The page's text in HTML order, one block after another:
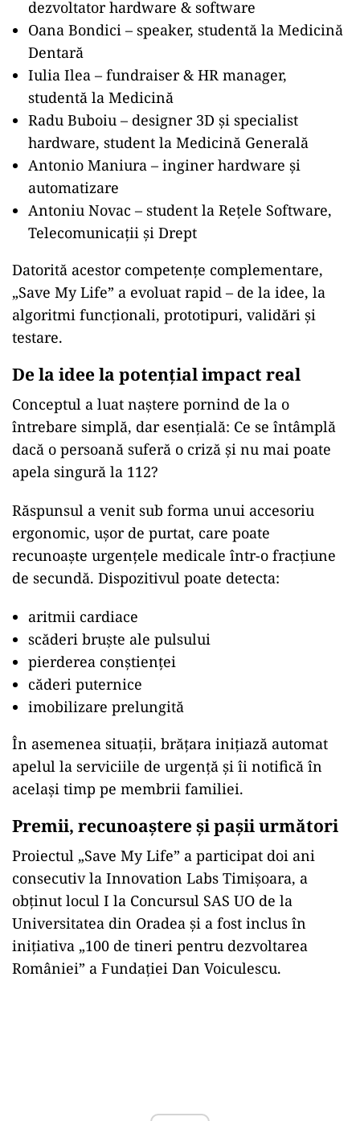
dezvoltator hardware & software
Oana Bondici – speaker, studentă la Medicină
Dentară
Iulia Ilea – fundraiser & HR manager,
studentă la Medicină
Radu Buboiu – designer 3D și specialist
hardware, student la Medicină Generală
Antonio Maniura – inginer hardware și
automatizare
Antoniu Novac – student la Rețele Software,
Telecomunicații și Drept
Datorită acestor competențe complementare,
„Save My Life” a evoluat rapid – de la idee, la
algoritmi funcționali, prototipuri, validări și
testare.
De la idee la potențial impact real
Conceptul a luat naștere pornind de la o
întrebare simplă, dar esențială: Ce se întâmplă
dacă o persoană suferă o criză și nu mai poate
apela singură la 112?
Răspunsul a venit sub forma unui accesoriu
ergonomic, ușor de purtat, care poate
recunoaște urgențele medicale într-o fracțiune
de secundă. Dispozitivul poate detecta:
aritmii cardiace
scăderi bruște ale pulsului
pierderea conștienței
căderi puternice
imobilizare prelungită
În asemenea situații, brățara inițiază automat
apelul la serviciile de urgență și îi notifică în
același timp pe membrii familiei.
Premii, recunoaștere și pașii următori
Proiectul „Save My Life” a participat doi ani
consecutiv la Innovation Labs Timișoara, a
obținut locul I la Concursul SAS UO de la
Universitatea din Oradea și a fost inclus în
inițiativa „100 de tineri pentru dezvoltarea
României” a Fundației Dan Voiculescu.